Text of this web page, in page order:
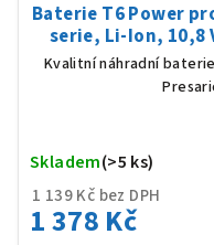
Baterie T6 Power
serie, Li-Ion, 10,8
Kvalitní náhradní
1 139 Kč bez DPH
1 378 Kč
Skladem(>5 ks)